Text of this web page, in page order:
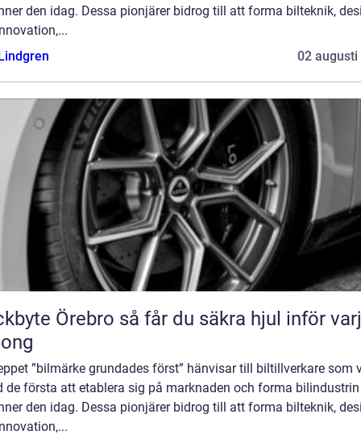
den idag. Dessa pionjärer bidrog till att forma bilteknik,
02 augusti
så får du säkra hjul inför varje
”bilmärke grundades först” hänvisar till biltillverkare som
de första att etablera sig på marknaden och forma
den idag. Dessa pionjärer bidrog till att forma bilteknik,